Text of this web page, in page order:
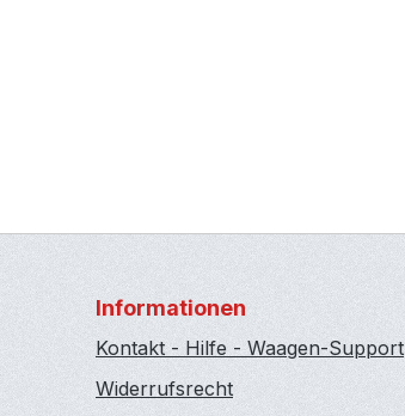
Informationen
Kontakt - Hilfe - Waagen-Support
Widerrufsrecht